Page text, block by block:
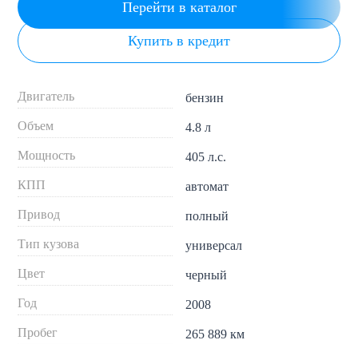
Перейти в каталог
Купить в кредит
Двигатель бензин
Объем 4.8 л
Мощность 405 л.с.
КПП автомат
Привод полный
Тип кузова универсал
Цвет черный
Год 2008
Пробег 265 889 км